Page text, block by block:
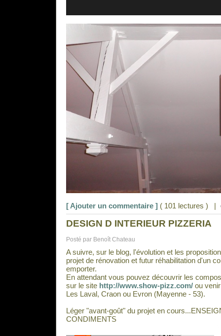
[ Ajouter un commentaire ]( 101 lectures ) |
DESIGN D INTERIEUR PIZZERIA
Posté par Benoît Chateau
A suivre, sur le blog, l'évolution et les
projet de rénovation et futur réhabilitation d'un
emporter.
En attendant vous pouvez découvrir les
sur le site http://www.show-pizz.com/ou venir
Les Laval, Craon ou Evron (Mayenne - 53).
Léger "avant-goût" du projet en
CONDIMENTS